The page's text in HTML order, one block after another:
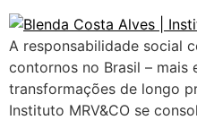
A responsabilidade social
contornos no Brasil – mais
transformações de longo
Instituto MRV&CO se